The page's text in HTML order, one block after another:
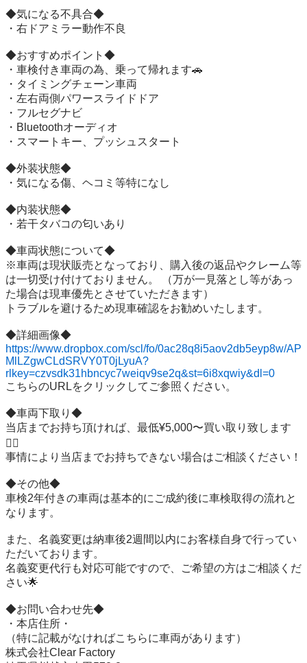
◆気になる不具合◆
・右ドアミラー動作不良
◆おすすめポイント◆
・車検付き車両の為、乗って帰れます🚗
・タイミングチェーン車両
・左右両側パワースライドドア
・フルセグナビ
・Bluetoothオーディオ
・スマートキー、プッシュスタート
◆外装状態◆
・気になる傷、ヘコミ等特になし
◆内装状態◆
・若干タバコの匂いあり
◆車両状態について◆
※車両は現状販売となっており、購入後の返品やクレーム等
は一切受け付けておりません。 （万が一見落とし等があっ
た場合は現車優先とさせていただきます）
トラブルを避けるため現車確認をお勧めいたします。
https://www.dropbox.com/scl/fo/0ac28q8i5aov2db5eyp8w/AP
MlLZgwCLdSRVY0T0jLyuA?
rlkey=czvsdk31hbncyc7weiqv9se2q&st=6i8xqwiy&dl=0
こちらのURLをクリックしてご参照ください。
◆車両下取り◆
当店までお持ち頂ければ、最低¥5,000〜買い取り致します
🙆‍♂️
事情により当店までお持ちできない場合はご相談ください！
◆その他◆
車検2年付きの車両は基本的にご成約後に車検取得の流れと
なります。
また、名義変更は納車後2週間以内にお客様自身で行ってい
ただいております。
名義変更代行も対応可能ですので、ご希望の方はご相談くだ
さい🌟
◆お問い合わせ先◆
・本店住所・
（特に記載がなければこちらに車両があります）
株式会社Clear Factory